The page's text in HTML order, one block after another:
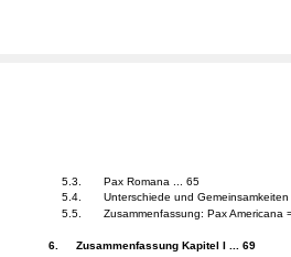
5.3.
Pax Romana ... 65
5.4.
Unterschiede und Gemeinsamkeiten
5.5.
Zusammenfassung: Pax Americana
6. Zusammenfassung Kapitel I ... 69